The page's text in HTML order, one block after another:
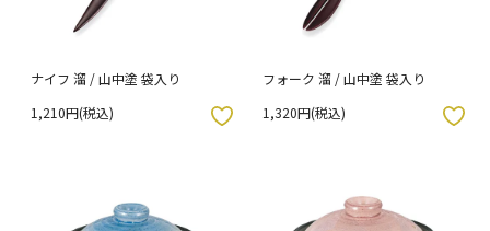
ナイフ 溜 / 山中塗 袋入り
1,210円(税込)
フォーク 溜 / 山中塗 袋入り
1,320円(税込)
お気に入りボタン